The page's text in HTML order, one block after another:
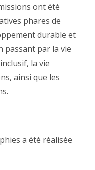
ont été
phares de
durable et
passant par la vie
la vie
ainsi que les
a été réalisée